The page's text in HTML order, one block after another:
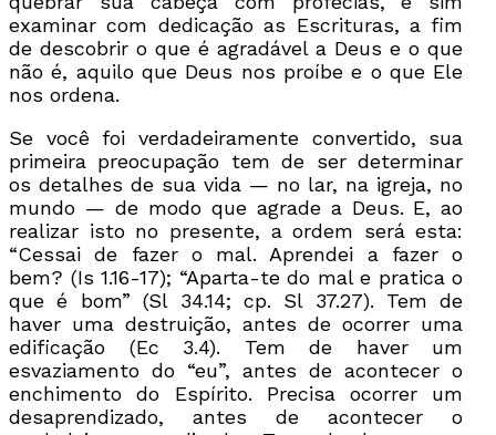
examinar com dedicação as Escrituras, a fim
de descobrir o que é agradável a Deus e o que
não é, aquilo que Deus nos proíbe e o que Ele
nos ordena.
Se você foi verdadeiramente convertido, sua
primeira preocupação tem de ser determinar
os detalhes de sua vida — no lar, na igreja, no
mundo — de modo que agrade a Deus. E, ao
realizar isto no presente, a ordem será esta:
“Cessai de fazer o mal. Aprendei a fazer o
bem? (Is 1.16-17); “Aparta-te do mal e pratica o
que é bom” (Sl 34.14; cp. Sl 37.27). Tem de
haver uma destruição, antes de ocorrer uma
edificação (Ec 3.4). Tem de haver um
esvaziamento do “eu”, antes de acontecer o
enchimento do Espírito. Precisa ocorrer um
desaprendizado, antes de acontecer o